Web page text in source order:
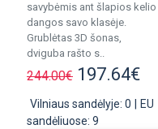
savybėmis ant šlapios kelio
dangos savo klasėje.
Grublėtas 3D šonas,
dviguba rašto s..
244.00€ 197.64€
Vilniaus sandėlyje: 0
EU
sandėliuose: 9